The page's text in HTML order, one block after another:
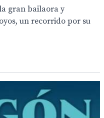
gran bailaora y
un recorrido por su